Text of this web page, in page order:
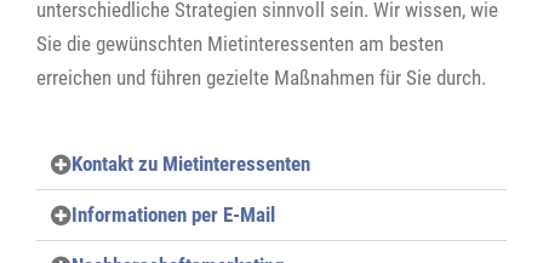
unterschiedliche Strategien sinnvoll sein. Wir wissen, wie
Sie die gewünschten Mietinteressenten am besten
erreichen und führen gezielte Maßnahmen für Sie durch.
Kontakt zu Mietinteressenten
Informationen per E-Mail